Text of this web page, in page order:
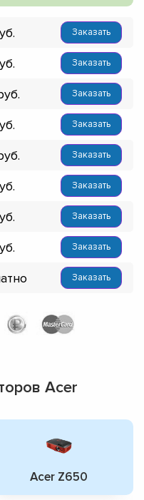
Заказать
Заказать
Заказать
Заказать
Заказать
Заказать
Заказать
Заказать
Заказать
Acer
Acer Z650